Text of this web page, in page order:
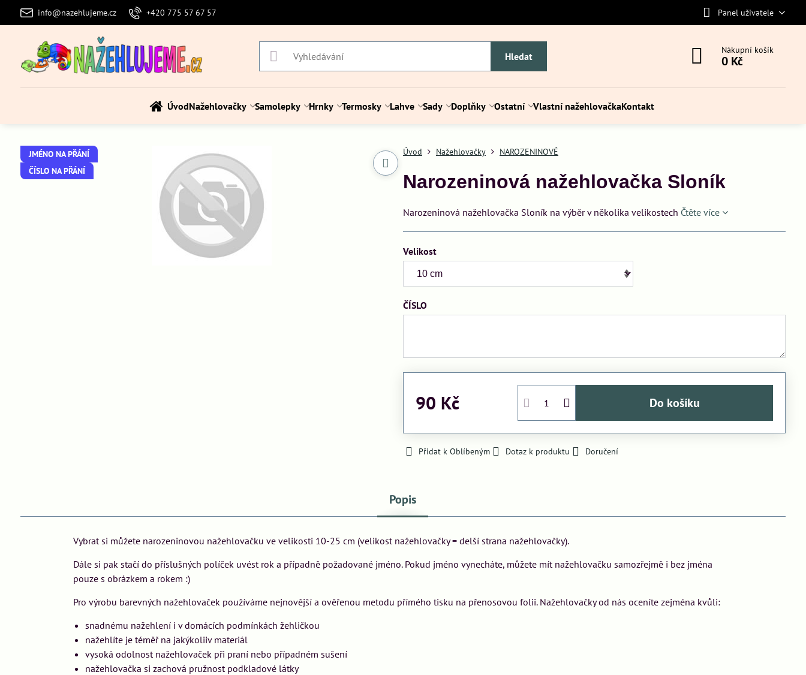
info@nazehlujeme.cz +420 775 57 67 57 Panel uživatele
Hledat
Nákupní košík
0 Kč
ÚvodNažehlovačky Samolepky Hrnky Termosky Lahve Sady Doplňky Ostatní Vlastní nažehlovačkaKontakt
JMÉNO NA PŘÁNÍ
ČÍSLO NA PŘÁNÍ
Úvod Nažehlovačky NAROZENINOVÉ
Narozeninová nažehlovačka Sloník
Narozeninová nažehlovačka Sloník na výběr v několika velikostech Čtěte více
Velikost
ČÍSLO
90 Kč Do košíku
Přidat k Oblíbeným Dotaz k produktu Doručení
Popis
Vybrat si můžete narozeninovou nažehlovačku ve velikosti 10-25 cm (velikost nažehlovačky = delší strana nažehlovačky).
Dále si pak stačí do příslušných políček uvést rok a případně požadované jméno. Pokud jméno vynecháte, můžete mít nažehlovačku samozřejmě i bez jména
pouze s obrázkem a rokem :)
Pro výrobu barevných nažehlovaček používáme nejnovější a ověřenou metodu přímého tisku na přenosovou folii. Nažehlovačky od nás oceníte zejména kvůli:
snadnému nažehlení i v domácích podmínkách žehličkou
nažehlíte je téměř na jakýkoliiv materiál
vysoká odolnost nažehlovaček při praní nebo případném sušení
nažehlovačka si zachová pružnost podkladové látky